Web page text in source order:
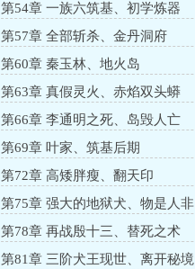
第54章 一族六筑基、初学炼器
第57章 全部斩杀、金丹洞府
第60章 秦玉林、地火岛
第63章 真假灵火、赤焰双头蟒
第66章 李通明之死、岛毁人亡
第69章 叶家、筑基后期
第72章 高矮胖瘦、翻天印
第75章 强大的地狱犬、物是人非
第78章 再战殷十三、替死之术
第81章 三阶犬王现世、离开秘境